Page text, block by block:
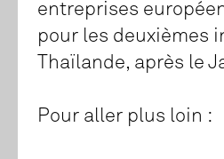
entreprises
pour les deuxièmes
Thaïlande, après le
Pour aller plus loin :